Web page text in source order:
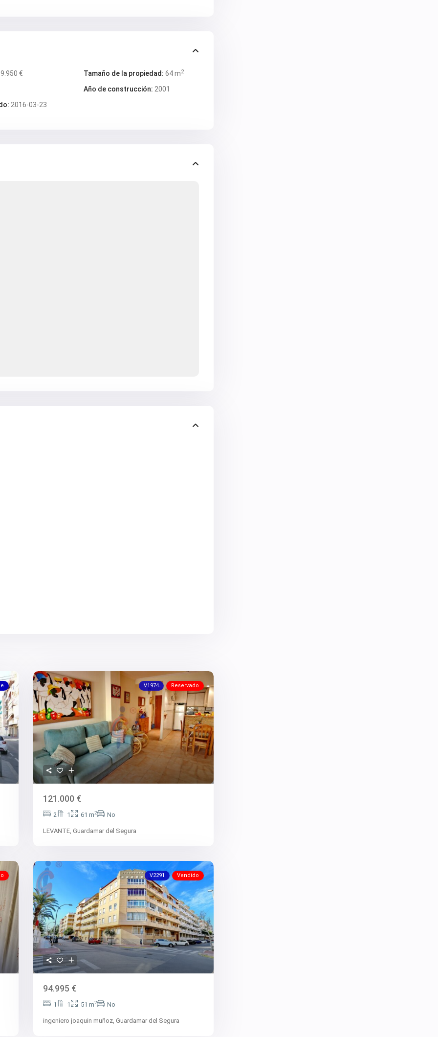
€ Tamaño de la propiedad: 64 m2
Año de construcción: 2001
2016-03-23
V1974 Reservado
121.000 €
2 1 61 m2 No
LEVANTE, Guardamar del Segura
V2291 Vendido
94.995 €
1 1 51 m2 No
ingeniero joaquin muñoz, Guardamar del Segura